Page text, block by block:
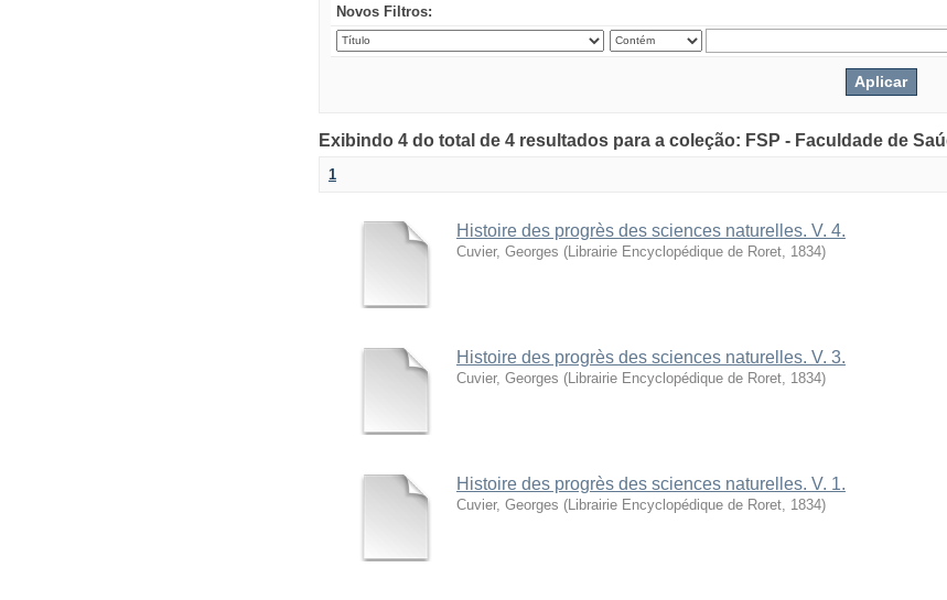
Novos Filtros:
Exibindo 4 do total de 4 resultados para a coleção: FSP - Faculdade de
1
Histoire des progrès des sciences naturelles. V. 4.
Cuvier, Georges (Librairie Encyclopédique de Roret, 1834)
Histoire des progrès des sciences naturelles. V. 3.
Cuvier, Georges (Librairie Encyclopédique de Roret, 1834)
Histoire des progrès des sciences naturelles. V. 1.
Cuvier, Georges (Librairie Encyclopédique de Roret, 1834)